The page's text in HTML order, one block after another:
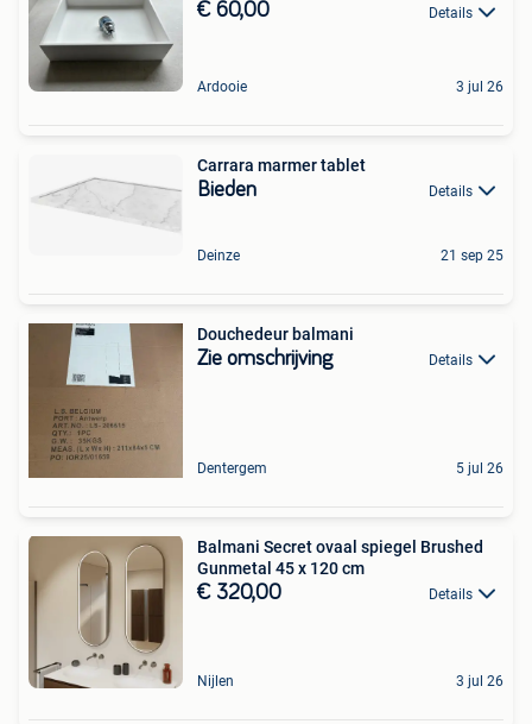
€ 60,00 Details
Ardooie 3 jul 26
Carrara marmer tablet
Bieden Details
Deinze 21 sep 25
Douchedeur balmani
Zie omschrijving Details
Dentergem 5 jul 26
Balmani Secret ovaal spiegel Brushed
Gunmetal 45 x 120 cm
€ 320,00 Details
Nijlen 3 jul 26